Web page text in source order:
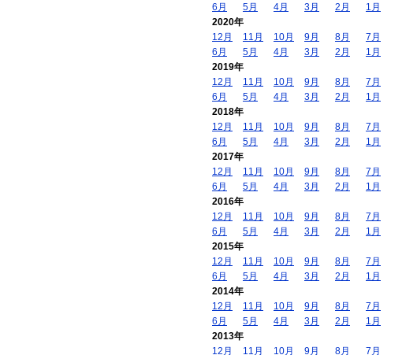
6月
5月 4月 3月 2月
1月
2020年
12月
11月 10月 9月 8月
7月
6月
5月 4月 3月 2月
1月
2019年
12月
11月 10月 9月 8月
7月
6月
5月 4月 3月 2月
1月
2018年
12月
11月 10月 9月 8月
7月
6月
5月 4月 3月 2月
1月
2017年
12月
11月 10月 9月 8月
7月
6月
5月 4月 3月 2月
1月
2016年
12月
11月 10月 9月 8月
7月
6月
5月 4月 3月 2月
1月
2015年
12月
11月 10月 9月 8月
7月
6月
5月 4月 3月 2月
1月
2014年
12月
11月 10月 9月 8月
7月
6月
5月 4月 3月 2月
1月
2013年
12月
11月 10月 9月 8月 7月